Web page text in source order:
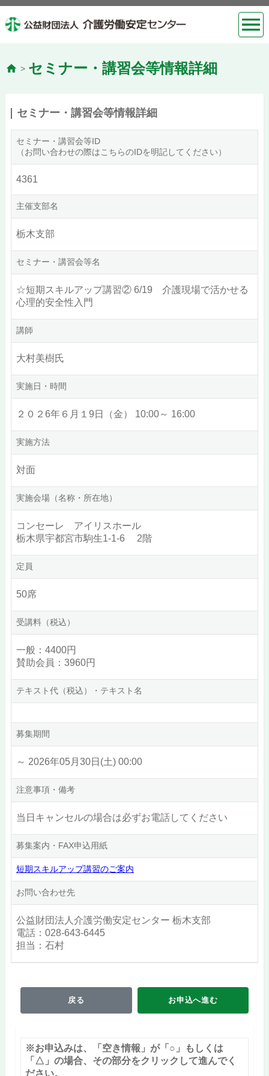
> セミナー・講習会等情報詳細
セミナー・講習会等情報詳細
セミナー・講習会等ID
（お問い合わせの際はこちらのIDを明記してください）
4361
主催支部名
栃木支部
セミナー・講習会等名
☆短期スキルアップ講習② 6/19 介護現場で活かせる
心理的安全性入門
講師
大村美樹氏
実施日・時間
２０２6年６月１9日（金） 10:00～ 16:00
実施方法
対面
実施会場（名称・所在地）
コンセーレ アイリスホール
栃木県宇都宮市駒生1-1-6 2階
定員
50席
受講料（税込）
一般：4400円
賛助会員：3960円
テキスト代（税込）・テキスト名
募集期間
～ 2026年05月30日(土) 00:00
注意事項・備考
当日キャンセルの場合は必ずお電話してください
募集案内・FAX申込用紙
短期スキルアップ講習のご案内
お問い合わせ先
公益財団法人介護労働安定センター 栃木支部
電話：028-643-6445
担当：石村
戻る お申込へ進む
※お申込みは、「空き情報」が「○」もしくは
「△」の場合、その部分をクリックして進んでく
ださい。